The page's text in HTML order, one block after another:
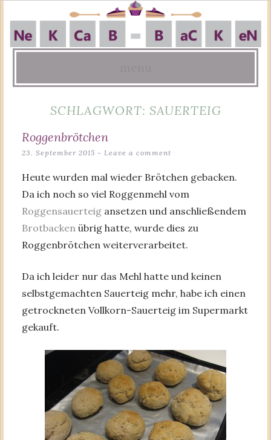
content
SCHLAGWORT: SAUERTEIG
Roggenbrötchen
23. September 2015 Leave a comment
Heute wurden mal wieder Brötchen gebacken.
Da ich noch so viel Roggenmehl vom
Roggensauerteig ansetzen und anschließendem
Brotbacken übrig hatte, wurde dies zu
Roggenbrötchen weiterverarbeitet.
Da ich leider nur das Mehl hatte und keinen
selbstgemachten Sauerteig mehr, habe ich einen
getrockneten Vollkorn-Sauerteig im Supermarkt
gekauft.